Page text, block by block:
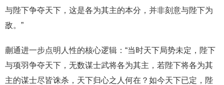
与陛下争夺天下，这是各为其主的本分，并非刻意与陛下为
敌。”
蒯通进一步点明人性的核心逻辑：“当时天下局势未定，陛下
与项羽争夺天下，无数谋士武将各为其主，若陛下将各为其
主的谋士尽皆诛杀，天下归心之人何在？如今天下已定，陛